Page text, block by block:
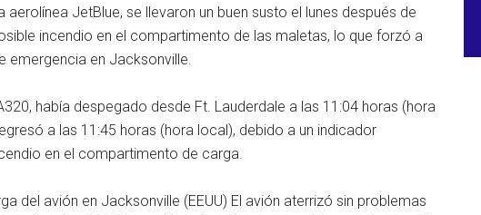
JetBlue, se llevaron un buen susto el lunes después de
incendio en el compartimento de las maletas, lo que forzó a
emergencia en Jacksonville.
había despegado desde Ft. Lauderdale a las 11:04 horas (hora
a las 11:45 horas (hora local), debido a un indicador
en el compartimento de carga.
del avión en Jacksonville (EEUU) El avión aterrizó sin problemas